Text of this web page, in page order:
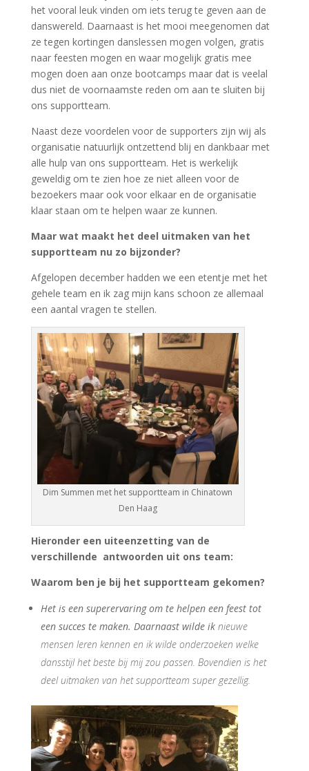
het vooral leuk vinden om iets terug te geven aan de
danswereld. Daarnaast is het mooi meegenomen dat
ze tegen kortingen danslessen mogen volgen, gratis
naar feesten mogen en waar mogelijk gratis mee
mogen doen aan onze bootcamps maar dat is veelal
dus niet de voornaamste reden om aan te sluiten bij
ons supportteam.
Naast deze voordelen voor de supporters zijn wij als
organisatie natuurlijk ontzettend blij en dankbaar met
alle hulp van ons supportteam. Het is werkelijk
geweldig om te zien hoe ze niet alleen voor de
bezoekers maar ook voor elkaar en de organisatie
klaar staan om te helpen waar ze kunnen.
Maar wat maakt het deel uitmaken van het
supportteam nu zo bijzonder?
Afgelopen december hadden we een etentje met het
gehele team en ik zag mijn kans schoon ze allemaal
een aantal vragen te stellen.
Dim Summen met het supportteam in Chinatown
Den Haag
Hieronder een uiteenzetting van de
verschillende antwoorden uit ons team:
Waarom ben je bij het supportteam gekomen?
Het is een superervaring om te helpen een feest tot
een succes te maken. Daarnaast wilde ik nieuwe
mensen leren kennen en ik wilde onderzoeken welke
dansstijl het beste bij mij zou passen. Bovendien is het
deel uitmaken van het supportteam super gezellig.